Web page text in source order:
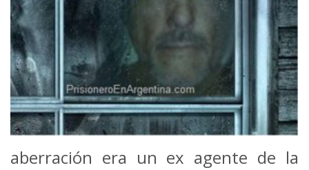
aberración era un ex agente de la